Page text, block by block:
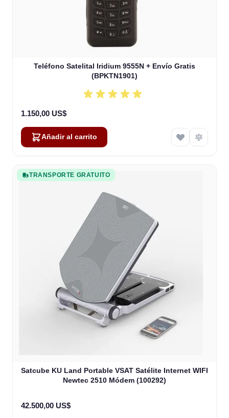
Teléfono Satelital Iridium 9555N + Envío Gratis
(BPKTN1901)
1.150,00 US$
Añadir al carrito
TRANSPORTE GRATUITO
Satcube KU Land Portable VSAT Satélite Internet WIFI
Newtec 2510 Módem (100292)
42.500,00 US$